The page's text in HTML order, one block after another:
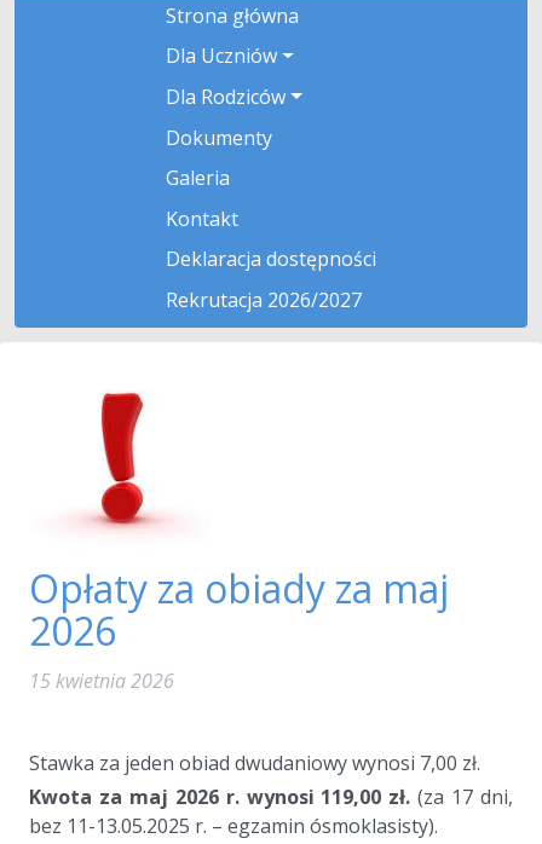
Strona główna
Dla Uczniów
Dla Rodziców
Dokumenty
Galeria
Kontakt
Deklaracja dostępności
Rekrutacja 2026/2027
Opłaty za obiady za maj
2026
15 kwietnia 2026
Stawka za jeden obiad dwudaniowy wynosi 7,00 zł.
Kwota za maj 2026 r. wynosi 119,00 zł. (za 17 dni,
bez 11-13.05.2025 r. – egzamin ósmoklasisty).